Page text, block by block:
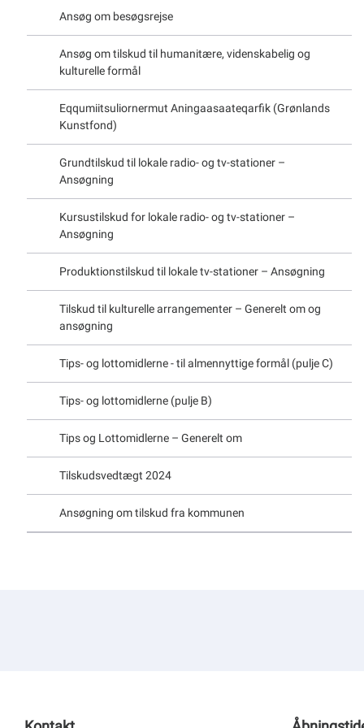
Ansøg om besøgsrejse
Ansøg om tilskud til humanitære, videnskabelig og
kulturelle formål
Eqqumiitsuliornermut Aningaasaateqarfik (Grønlands
Kunstfond)
Grundtilskud til lokale radio- og tv-stationer –
Ansøgning
Kursustilskud for lokale radio- og tv-stationer –
Ansøgning
Produktionstilskud til lokale tv-stationer – Ansøgning
Tilskud til kulturelle arrangementer – Generelt om og
ansøgning
Tips- og lottomidlerne - til almennyttige formål (pulje C)
Tips- og lottomidlerne (pulje B)
Tips og Lottomidlerne – Generelt om
Tilskudsvedtægt 2024
Ansøgning om tilskud fra kommunen